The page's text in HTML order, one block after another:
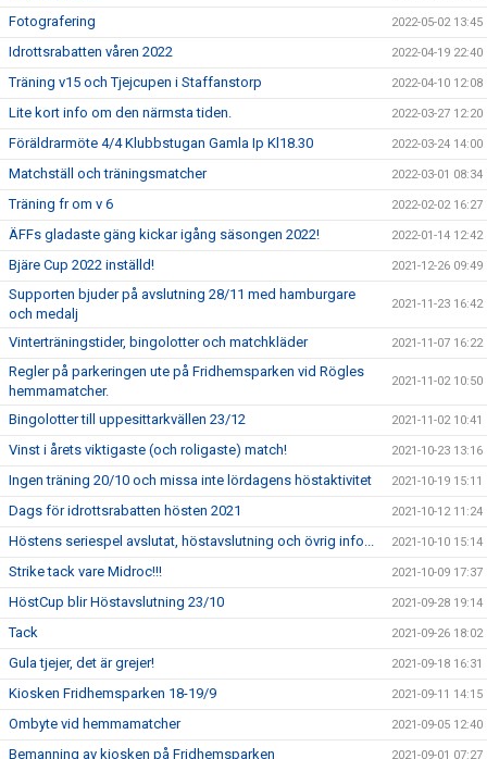
Fotografering 2022-05-02 13:45
Idrottsrabatten våren 2022 2022-04-19 22:40
Träning v15 och Tjejcupen i Staffanstorp 2022-04-10 12:08
Lite kort info om den närmsta tiden. 2022-03-27 12:20
Föräldrarmöte 4/4 Klubbstugan Gamla Ip Kl18.30 2022-03-24 14:00
Matchställ och träningsmatcher 2022-03-01 08:34
Träning fr om v 6 2022-02-02 16:27
ÄFFs gladaste gäng kickar igång säsongen 2022! 2022-01-14 12:42
Bjäre Cup 2022 inställd! 2021-12-26 09:49
Supporten bjuder på avslutning 28/11 med hamburgare
och medalj
2021-11-23 16:42
Vinterträningstider, bingolotter och matchkläder 2021-11-07 16:22
Regler på parkeringen ute på Fridhemsparken vid Rögles
hemmamatcher.
2021-11-02 10:50
Bingolotter till uppesittarkvällen 23/12 2021-11-02 10:41
Vinst i årets viktigaste (och roligaste) match! 2021-10-23 13:16
Ingen träning 20/10 och missa inte lördagens höstaktivitet 2021-10-19 15:11
Dags för idrottsrabatten hösten 2021 2021-10-12 11:24
Höstens seriespel avslutat, höstavslutning och övrig info... 2021-10-10 15:14
Strike tack vare Midroc!!! 2021-10-09 17:37
HöstCup blir Höstavslutning 23/10 2021-09-28 19:14
Tack 2021-09-26 18:02
Gula tjejer, det är grejer! 2021-09-18 16:31
Kiosken Fridhemsparken 18-19/9 2021-09-11 14:15
Ombyte vid hemmamatcher 2021-09-05 12:40
Bemanning av kiosken på Fridhemsparken 2021-09-01 07:27